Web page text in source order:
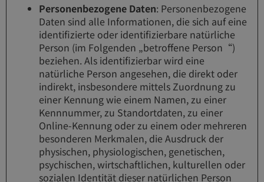
Personenbezogene Daten: Personenbezogene
Daten sind alle Informationen, die sich auf eine
identifizierte oder identifizierbare natürliche
Person (im Folgenden „betroffene Person“)
beziehen. Als identifizierbar wird eine
natürliche Person angesehen, die direkt oder
indirekt, insbesondere mittels Zuordnung zu
einer Kennung wie einem Namen, zu einer
Kennnummer, zu Standortdaten, zu einer
Online-Kennung oder zu einem oder mehreren
besonderen Merkmalen, die Ausdruck der
physischen, physiologischen, genetischen,
psychischen, wirtschaftlichen, kulturellen oder
sozialen Identität dieser natürlichen Person